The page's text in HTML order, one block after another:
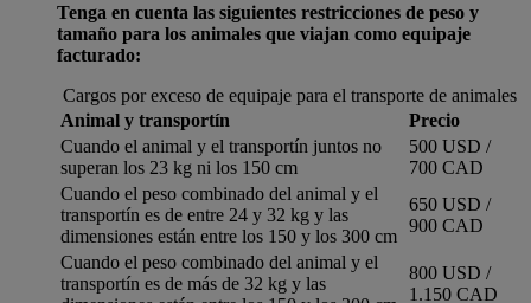
Tenga en cuenta las siguientes restricciones de peso y
tamaño para los animales que viajan como equipaje
facturado:
Cargos por exceso de equipaje para el transporte de animales
Animal y transportín
Precio
Cuando el animal y el transportín juntos no
superan los 23 kg ni los 150 cm
500 USD /
700 CAD
Cuando el peso combinado del animal y el
transportín es de entre 24 y 32 kg y las
dimensiones están entre los 150 y los 300 cm
650 USD /
900 CAD
Cuando el peso combinado del animal y el
transportín es de más de 32 kg y las
800 USD /
1.150 CAD